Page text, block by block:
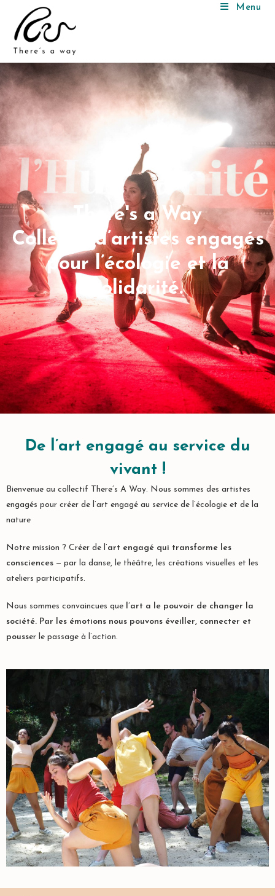
Menu
There's a Way
Collectif d’artistes engagés
pour l’écologie et la
solidarité.
De l’art engagé au service du
vivant !
Bienvenue au collectif There’s A Way. Nous sommes des artistes
engagés pour créer de l’art engagé au service de l’écologie et de la
nature
Notre mission ? Créer de l’art engagé qui transforme les
consciences — par la danse, le théâtre, les créations visuelles et les
ateliers participatifs.
Nous sommes convaincues que l’art a le pouvoir de changer la
société. Par les émotions nous pouvons éveiller, connecter et
pousser le passage à l’action.